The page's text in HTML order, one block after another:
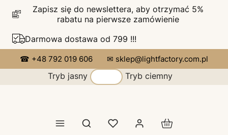
Zapisz się do newslettera, aby otrzymać 5%
rabatu na pierwsze zamówienie
Darmowa dostawa od 799 !!!
☎ +48 792 019 606 ✉ sklep@lightfactory.com.pl
Tryb jasny Tryb ciemny
Otwórz wyszukiwarkę Produkty w